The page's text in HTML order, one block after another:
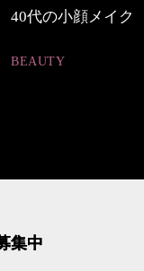
優木まおみさん「
集中